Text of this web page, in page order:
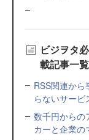
ビジヲタ
載記事一覧
RSS関連か
らないサービ
数千円からの
カーと企業の